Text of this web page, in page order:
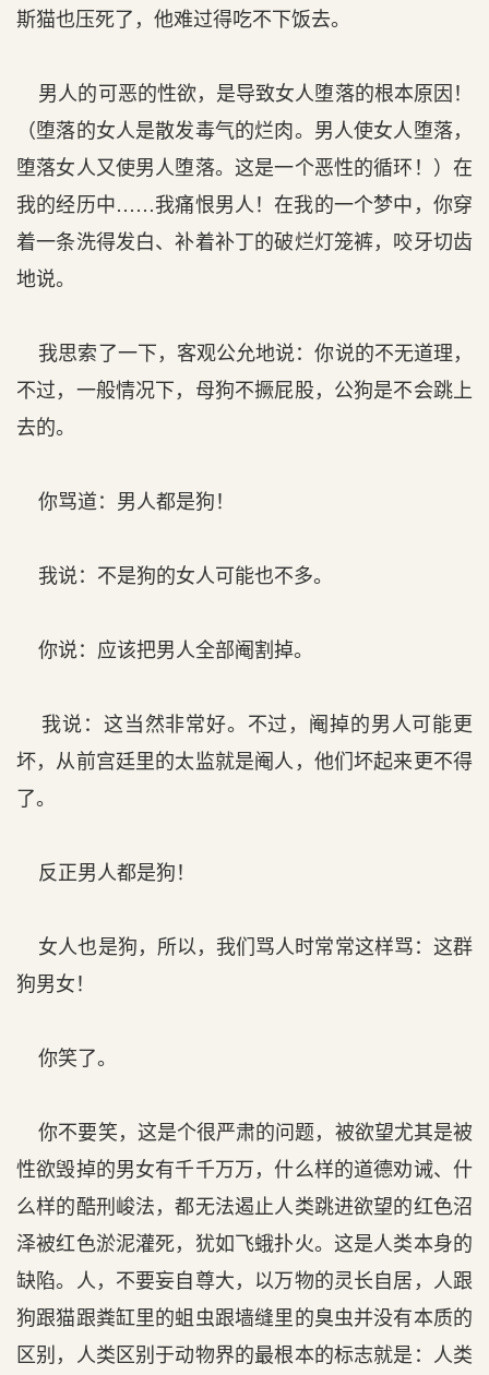
斯猫也压死了，他难过得吃不下饭去。
男人的可恶的性欲，是导致女人堕落的根本原因！
（堕落的女人是散发毒气的烂肉。男人使女人堕落，
堕落女人又使男人堕落。这是一个恶性的循环！）在
我的经历中……我痛恨男人！在我的一个梦中，你穿
着一条洗得发白、补着补丁的破烂灯笼裤，咬牙切齿
地说。
我思索了一下，客观公允地说：你说的不无道理，
不过，一般情况下，母狗不撅屁股，公狗是不会跳上
去的。
你骂道：男人都是狗！
我说：不是狗的女人可能也不多。
你说：应该把男人全部阉割掉。
我说：这当然非常好。不过，阉掉的男人可能更
坏，从前宫廷里的太监就是阉人，他们坏起来更不得
了。
反正男人都是狗！
女人也是狗，所以，我们骂人时常常这样骂：这群
狗男女！
你笑了。
你不要笑，这是个很严肃的问题，被欲望尤其是被
性欲毁掉的男女有千千万万，什么样的道德劝诫、什
么样的酷刑峻法，都无法遏止人类跳进欲望的红色沼
泽被红色淤泥灌死，犹如飞蛾扑火。这是人类本身的
缺陷。人，不要妄自尊大，以万物的灵长自居，人跟
狗跟猫跟粪缸里的蛆虫跟墙缝里的臭虫并没有本质的
区别，人类区别于动物界的最根本的标志就是：人类